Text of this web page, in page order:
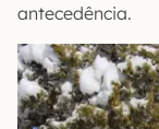
antecedência.